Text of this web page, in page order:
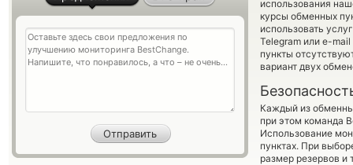
использования
курсы обменных
использовать
Telegram или e-
пункты
вариант двух
Каждый из
при этом команда
Использование
пунктах. При
размер резервов и